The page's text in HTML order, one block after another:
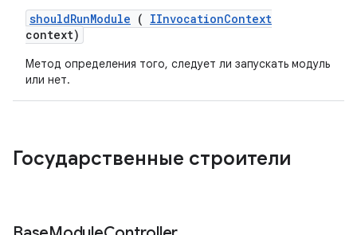
shouldRunModule ( IInvocationContext
context)
Метод определения того, следует ли запускать модуль
или нет.
Государственные строители